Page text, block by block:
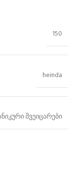
150
heinda
შვეიცარები